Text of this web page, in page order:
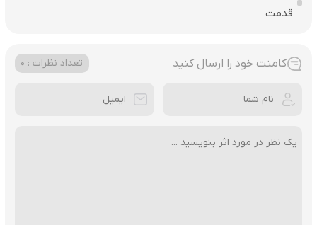
قدمت
کامنت خود را ارسال کنید تعداد نظرات : 0